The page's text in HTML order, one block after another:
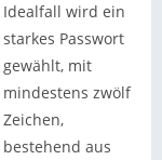
Idealfall wird ein
starkes Passwort
gewählt, mit
mindestens zwölf
Zeichen,
bestehend aus